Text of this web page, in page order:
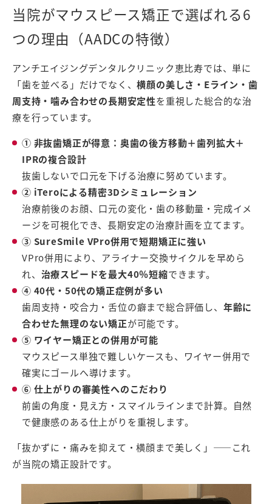
当院がマウスピース矯正で選ばれる6
つの理由（AADCの特徴）
アンチエイジングデンタルクリニック恵比寿では、単に
「歯を並べる」だけでなく、横顔の美しさ・Eライン・歯
周支持・噛み合わせの長期安定性を重視した総合的な治
療を行っています。
① 非抜歯矯正が得意：奥歯の後方移動＋歯列拡大＋
IPRの複合設計
抜歯しないで口元を下げる治療に努めています。
② iTeroによる精密3Dシミュレーション
治療前後のお顔、口元の変化・歯の移動量・完成イメ
ージを可視化でき、長期安定の治療計画を立てます。
③ SureSmile VPro併用で短期矯正に強い
VPro併用により、アライナー交換サイクルを早めら
れ、 治療スピードを最大40％短縮できます。
④ 40代・50代の矯正症例が多い
歯周支持・咬合力・舌位の癖まで総合評価し、 年齢に
合わせた無理のない矯正が可能です。
⑤ ワイヤー矯正との併用が可能
マウスピース単独で難しいケースも、ワイヤー併用で
確実にゴールへ導けます。
⑥ 仕上がりの審美性へのこだわり
前歯の角度・見え方・スマイルラインまで計算。自然
で健康感のある仕上がりを重視します。
「抜かずに・痛みを抑えて・横顔まで美しく」——これ
が当院の矯正設計です。